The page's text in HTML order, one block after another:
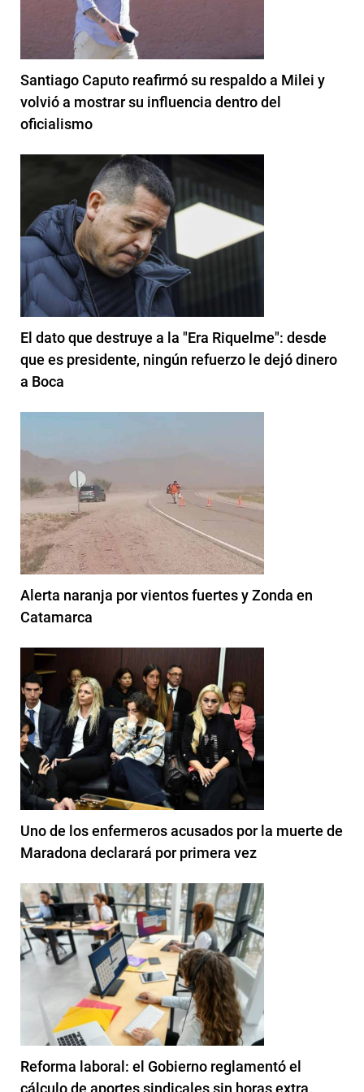
Santiago Caputo reafirmó su respaldo a Milei y
volvió a mostrar su influencia dentro del
oficialismo
El dato que destruye a la "Era Riquelme": desde
que es presidente, ningún refuerzo le dejó dinero
a Boca
Alerta naranja por vientos fuertes y Zonda en
Catamarca
Uno de los enfermeros acusados por la muerte de
Maradona declarará por primera vez
Reforma laboral: el Gobierno reglamentó el
cálculo de aportes sindicales sin horas extra,